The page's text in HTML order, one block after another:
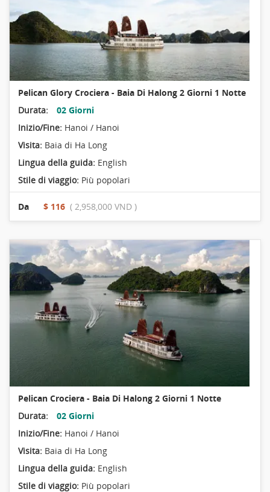
Pelican Glory Crociera - Baia Di Halong 2 Giorni 1 Notte
Durata:
02 Giorni
Inizio/Fine: Hanoi / Hanoi
Visita: Baia di Ha Long
Lingua della guida: English
Stile di viaggio: Più popolari
Da $ 116 ( 2,958,000 VND )
Pelican Crociera - Baia Di Halong 2 Giorni 1 Notte
Durata:
02 Giorni
Inizio/Fine: Hanoi / Hanoi
Visita: Baia di Ha Long
Lingua della guida: English
Stile di viaggio: Più popolari